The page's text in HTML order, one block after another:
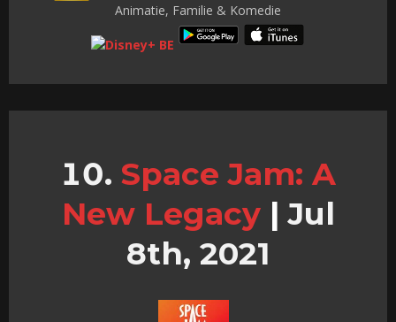
Animatie, Familie & Komedie
Space Jam: A
New Legacy | Jul
8th, 2021